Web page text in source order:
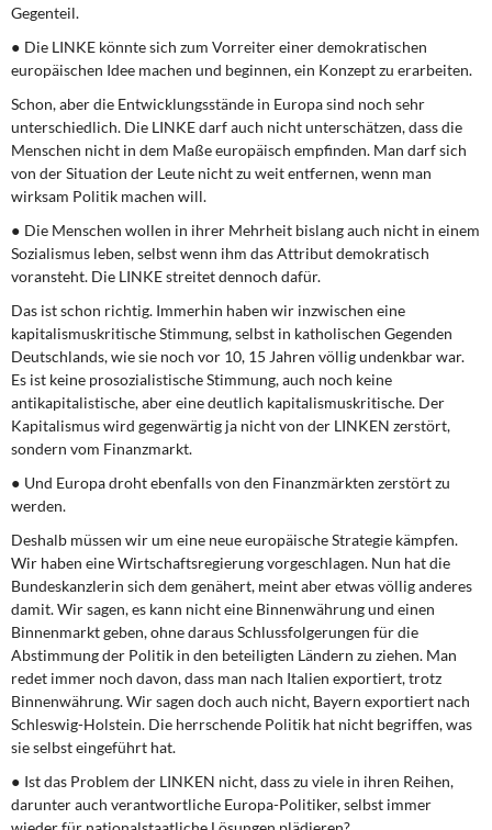
Gegenteil.
● Die LINKE könnte sich zum Vorreiter einer demokratischen
europäischen Idee machen und beginnen, ein Konzept zu erarbeiten.
Schon, aber die Entwicklungsstände in Europa sind noch sehr
unterschiedlich. Die LINKE darf auch nicht unterschätzen, dass die
Menschen nicht in dem Maße europäisch empfinden. Man darf sich
von der Situation der Leute nicht zu weit entfernen, wenn man
wirksam Politik machen will.
● Die Menschen wollen in ihrer Mehrheit bislang auch nicht in einem
Sozialismus leben, selbst wenn ihm das Attribut demokratisch
voransteht. Die LINKE streitet dennoch dafür.
Das ist schon richtig. Immerhin haben wir inzwischen eine
kapitalismuskritische Stimmung, selbst in katholischen Gegenden
Deutschlands, wie sie noch vor 10, 15 Jahren völlig undenkbar war.
Es ist keine prosozialistische Stimmung, auch noch keine
antikapitalistische, aber eine deutlich kapitalismuskritische. Der
Kapitalismus wird gegenwärtig ja nicht von der LINKEN zerstört,
sondern vom Finanzmarkt.
● Und Europa droht ebenfalls von den Finanzmärkten zerstört zu
werden.
Deshalb müssen wir um eine neue europäische Strategie kämpfen.
Wir haben eine Wirtschaftsregierung vorgeschlagen. Nun hat die
Bundeskanzlerin sich dem genähert, meint aber etwas völlig anderes
damit. Wir sagen, es kann nicht eine Binnenwährung und einen
Binnenmarkt geben, ohne daraus Schlussfolgerungen für die
Abstimmung der Politik in den beteiligten Ländern zu ziehen. Man
redet immer noch davon, dass man nach Italien exportiert, trotz
Binnenwährung. Wir sagen doch auch nicht, Bayern exportiert nach
Schleswig-Holstein. Die herrschende Politik hat nicht begriffen, was
sie selbst eingeführt hat.
● Ist das Problem der LINKEN nicht, dass zu viele in ihren Reihen,
darunter auch verantwortliche Europa-Politiker, selbst immer